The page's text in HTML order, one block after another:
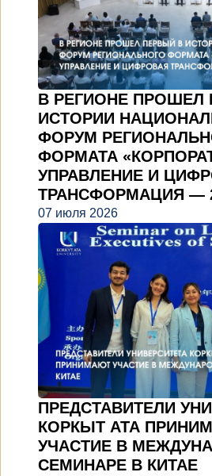
В РЕГИОНЕ ПРОШЕЛ
ИСТОРИИ
ФОРУМ
ФОРМАТА
УПРАВЛЕНИЕ И
ТРАНСФОРМАЦИЯ —
07 июля 2026
ПРЕДСТАВИТЕЛИ
КОРКЫТ АТА
УЧАСТИЕ В
СЕМИНАРЕ В КИТАЕ